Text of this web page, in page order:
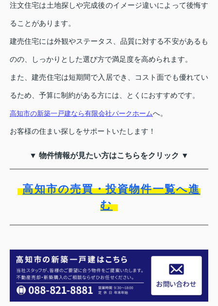
注文住宅は土地探しや完成後のイメージ違いによって後悔す
ることがあります。
建売住宅には外観やステータス、品質に対する不安があるも
のの、しっかりとした選び方で満足度を高められます。
また、建売住宅は短期間で入居でき、コスト面でも優れてい
るため、予算に制約がある方には、とくにおすすめです。
高知市の新築一戸建なら有限会社パークホームへ。
お客様の住まい探しをサポートいたします！
▼ 物件情報が見たい方はこちらをクリック ▼
高知市の売買・投資物件一覧へ進
む